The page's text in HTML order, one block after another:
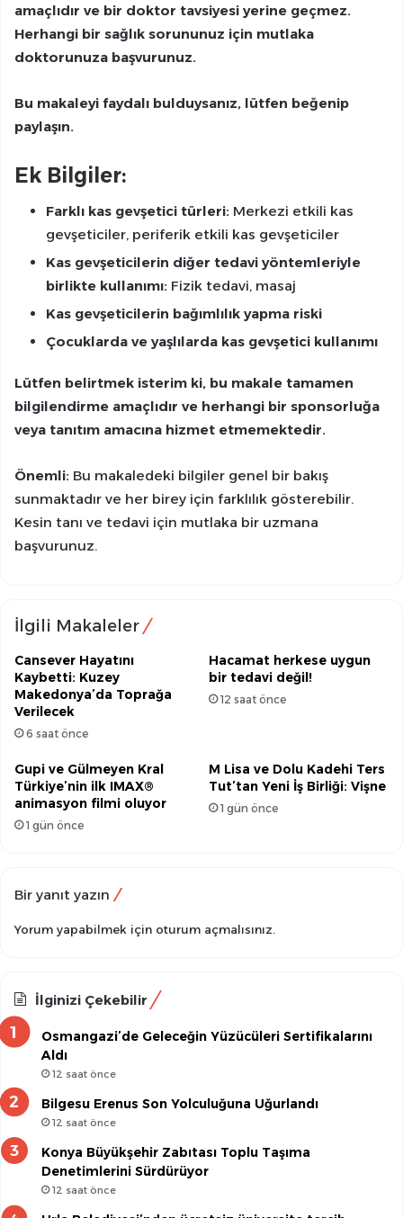
amaçlıdır ve bir doktor tavsiyesi yerine geçmez.
Herhangi bir sağlık sorununuz için mutlaka
doktorunuza başvurunuz.
Bu makaleyi faydalı bulduysanız, lütfen beğenip
paylaşın.
Ek Bilgiler:
Farklı kas gevşetici türleri: Merkezi etkili kas
gevşeticiler, periferik etkili kas gevşeticiler
Kas gevşeticilerin diğer tedavi yöntemleriyle
birlikte kullanımı: Fizik tedavi, masaj
Kas gevşeticilerin bağımlılık yapma riski
Çocuklarda ve yaşlılarda kas gevşetici kullanımı
Lütfen belirtmek isterim ki, bu makale tamamen
bilgilendirme amaçlıdır ve herhangi bir sponsorluğa
veya tanıtım amacına hizmet etmemektedir.
Önemli: Bu makaledeki bilgiler genel bir bakış
sunmaktadır ve her birey için farklılık gösterebilir.
Kesin tanı ve tedavi için mutlaka bir uzmana
başvurunuz.
İlgili Makaleler
Cansever Hayatını
Kaybetti: Kuzey
Makedonya’da Toprağa
Verilecek
6 saat önce
Hacamat herkese uygun
bir tedavi değil!
12 saat önce
Gupi ve Gülmeyen Kral
Türkiye’nin ilk IMAX®
animasyon filmi oluyor
1 gün önce
M Lisa ve Dolu Kadehi Ters
Tut’tan Yeni İş Birliği: Vişne
1 gün önce
Bir yanıt yazın
Yorum yapabilmek için oturum açmalısınız.
İlginizi Çekebilir
Osmangazi’de Geleceğin Yüzücüleri Sertifikalarını
Aldı
12 saat önce
Bilgesu Erenus Son Yolculuğuna Uğurlandı
12 saat önce
Konya Büyükşehir Zabıtası Toplu Taşıma
Denetimlerini Sürdürüyor
12 saat önce